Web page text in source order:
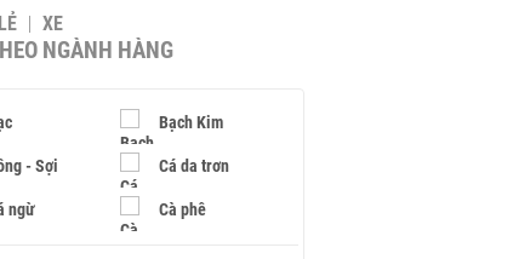
XE
NGÀNH HÀNG
Bạch Kim
- Sợi Cá da trơn
ngừ Cà phê